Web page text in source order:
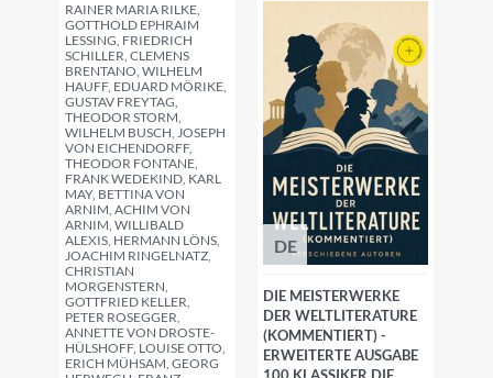
RAINER MARIA RILKE,
GOTTHOLD EPHRAIM
LESSING, FRIEDRICH
SCHILLER, CLEMENS
BRENTANO, WILHELM
HAUFF, EDUARD MÖRIKE,
GUSTAV FREYTAG,
THEODOR STORM,
WILHELM BUSCH, JOSEPH
VON EICHENDORFF,
THEODOR FONTANE,
FRANK WEDEKIND, KARL
MAY, BETTINA VON
ARNIM, ACHIM VON
ARNIM, WILLIBALD
ALEXIS, HERMANN LÖNS,
JOACHIM RINGELNATZ,
CHRISTIAN
MORGENSTERN,
GOTTFRIED KELLER,
PETER ROSEGGER,
ANNETTE VON DROSTE-
HÜLSHOFF, LOUISE OTTO,
ERICH MÜHSAM, GEORG
DE
DIE MEISTERWERKE
DER WELTLITERATURE
(KOMMENTIERT) -
ERWEITERTE AUSGABE